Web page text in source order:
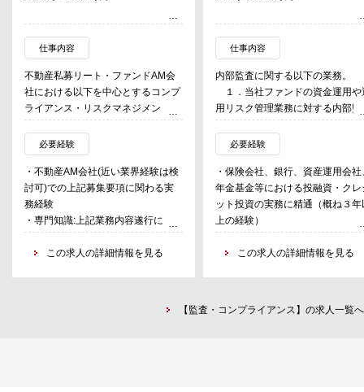
仕事内容
不動産私募リート・ファンドAM会
社における以下を中心とするコンプ
ライアンス・リスクマネジメント関
連業務（経験等に応じたプロジェク
トや室員のマネジメント業務を含
む）
《コンプライアンス関連業務》
・利害関係者取引に関する審議委員
会の運営及び検証
策の立案及び実施
必要経験
・不動産AM会社(近い業界経験は検
討可)での上記募集要項に関わる実
務経験
・専門知識:上記業務内容遂行に必要
な専門知識を有していること
この求人の詳細情報を見る
仕事内容
内部監査に関する以下の業務。
１．当社ファンドの資金運用や
用リスク管理業務に対する内部監
の実施（リスクアセスメント、モ
タリング含む）
２．その他当社が特に必要と認
る監査の実施
必要経験
・保険会社、銀行、資産運用会社
年金基金等における投融資・クレ
ット投資の実務に精通（概ね３年
上の経験）
・海外のオルタナティブ投資（特
プライベートエクイティファンド
この求人の詳細情報を見る
【監査・コンプライアンス】の求人一覧へ